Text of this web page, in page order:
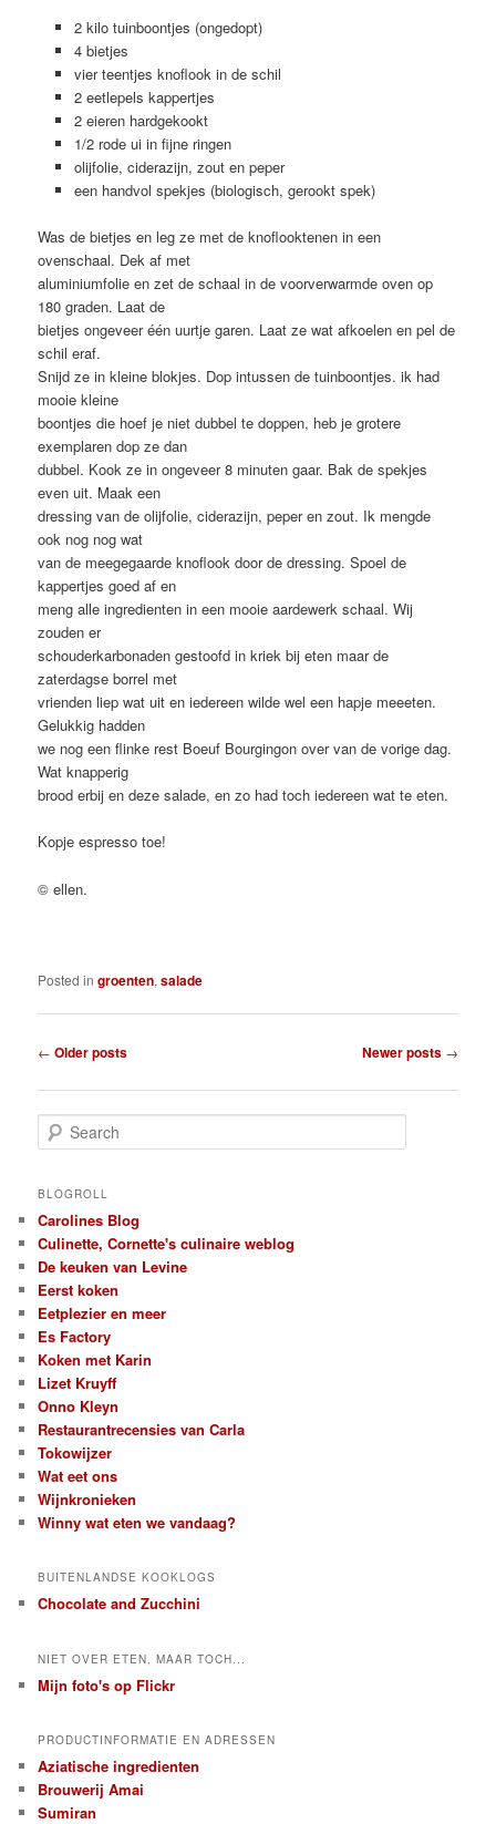
2 kilo tuinboontjes (ongedopt)
4 bietjes
vier teentjes knoflook in de schil
2 eetlepels kappertjes
2 eieren hardgekookt
1/2 rode ui in fijne ringen
olijfolie, ciderazijn, zout en peper
een handvol spekjes (biologisch, gerookt spek)
Was de bietjes en leg ze met de knoflooktenen in een
ovenschaal. Dek af met
aluminiumfolie en zet de schaal in de voorverwarmde oven op
180 graden. Laat de
bietjes ongeveer één uurtje garen. Laat ze wat afkoelen en pel de
schil eraf.
Snijd ze in kleine blokjes. Dop intussen de tuinboontjes. ik had
mooie kleine
boontjes die hoef je niet dubbel te doppen, heb je grotere
exemplaren dop ze dan
dubbel. Kook ze in ongeveer 8 minuten gaar. Bak de spekjes
even uit. Maak een
dressing van de olijfolie, ciderazijn, peper en zout. Ik mengde
ook nog nog wat
van de meegegaarde knoflook door de dressing. Spoel de
kappertjes goed af en
meng alle ingredienten in een mooie aardewerk schaal. Wij
zouden er
schouderkarbonaden gestoofd in kriek bij eten maar de
zaterdagse borrel met
vrienden liep wat uit en iedereen wilde wel een hapje meeeten.
Gelukkig hadden
we nog een flinke rest Boeuf Bourgingon over van de vorige dag.
Wat knapperig
brood erbij en deze salade, en zo had toch iedereen wat te eten.
Kopje espresso toe!
© ellen.
Posted in groenten,salade
Post
← Older posts Newer posts →
e
r
h
BLOGROLL
Carolines Blog
Culinette, Cornette's culinaire weblog
De keuken van Levine
Eerst koken
Eetplezier en meer
Es Factory
Koken met Karin
Lizet Kruyff
Onno Kleyn
Restaurantrecensies van Carla
Tokowijzer
Wat eet ons
Wijnkronieken
Winny wat eten we vandaag?
BUITENLANDSE KOOKLOGS
Chocolate and Zucchini
NIET OVER ETEN, MAAR TOCH...
Mijn foto's op Flickr
PRODUCTINFORMATIE EN ADRESSEN
Aziatische ingredienten
Brouwerij Amai
Sumiran